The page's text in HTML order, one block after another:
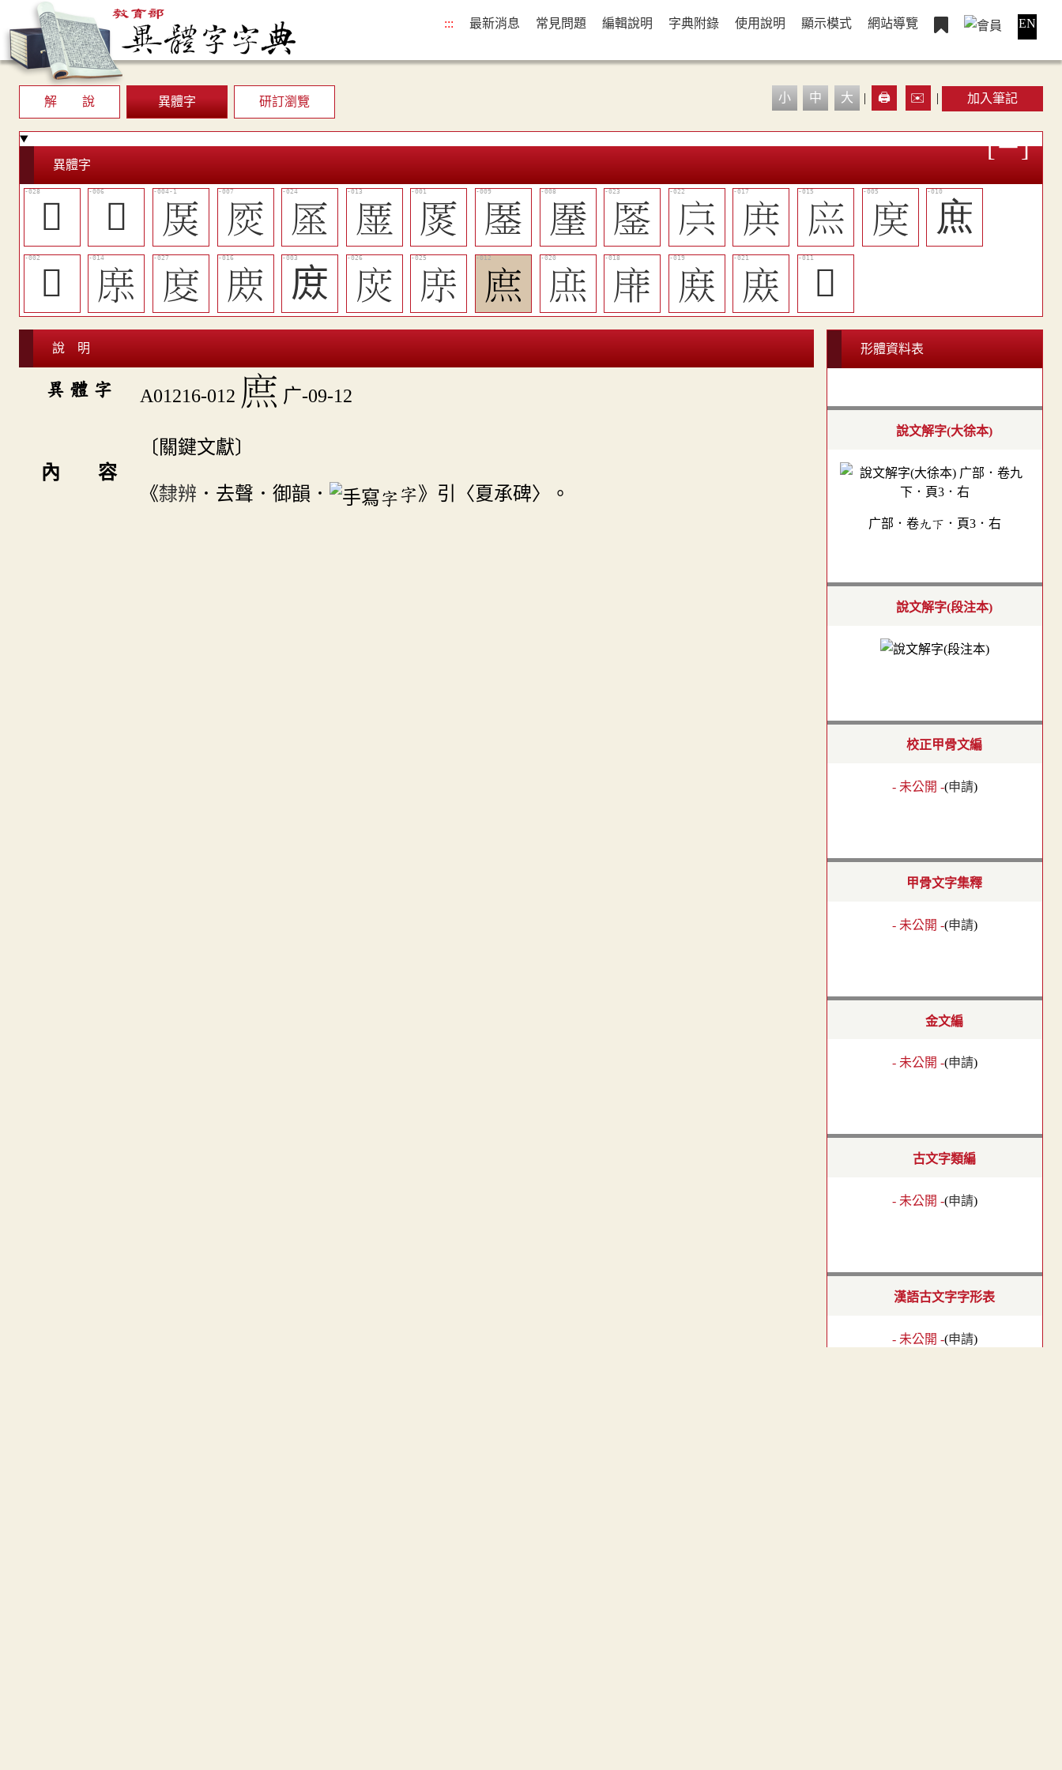
::: 最新消息 常見問題 編輯說明 字典附錄 使用說明 顯示模式 網站導覽 EN
解 說 異體字 研訂瀏覽 小 中 大 | 🖨️ ✉️ | 加入筆記
異體字
𠦜 𠩽 󱰑 𠪌 󱰞 󱰕 𠪛 󱰓 𠪤 𠪜 󱮴 󱰙 󱰗 󱰒
庶
𢉙
󱰖 󱯑 󱰘 庻 󱰠 󱰟 󱰔 󱰜 󱰚 󱰛 󱰝 𤈲
說 明
異 體 字 A01216-012 󱰔 广-09-12
內 容
〔關鍵文獻〕
《隸辨 ．去聲．御韻． 字》引〈夏承碑〉。
形體資料表
說文解字(大徐本)
广部．卷九下．頁3．右
說文解字(段注本)
校正甲骨文編
- 未公開 -(申請)
甲骨文字集釋
- 未公開 -(申請)
金文編
- 未公開 -(申請)
古文字類編
- 未公開 -(申請)
漢語古文字字形表
- 未公開 -(申請)